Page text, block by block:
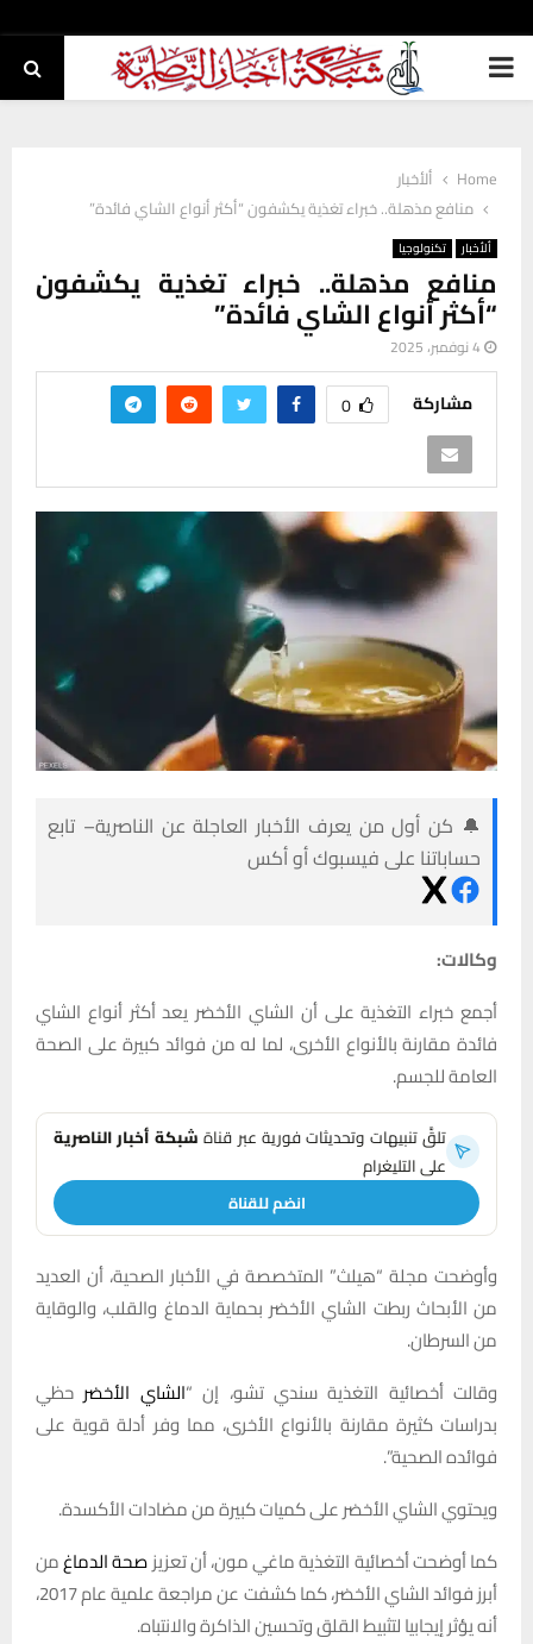
PRIMARY
Home
ألأخبار
منافع مذهلة.. خبراء تغذية يكشفون “أكثر أنواع الشاي فائدة”
ألأخبار تكنولوجيا
منافع مذهلة.. خبراء تغذية يكشفون
“أكثر أنواع الشاي فائدة”
4 نوفمبر، 2025
مشاركة 0
🔔 كن أول من يعرف الأخبار العاجلة عن الناصرية– تابع
حساباتنا على فيسبوك أو أكس
وكالات:
أجمع خبراء التغذية على أن الشاي الأخضر يعد أكثر أنواع الشاي
فائدة مقارنة بالأنواع الأخرى، لما له من فوائد كبيرة على الصحة
العامة للجسم.
تلقَّ تنبيهات وتحديثات فورية عبر قناةشبكة أخبار الناصرية
على التليغرام
انضم للقناة
وأوضحت مجلة “هيلث” المتخصصة في الأخبار الصحية، أن العديد
من الأبحاث ربطت الشاي الأخضر بحماية الدماغ والقلب، والوقاية
من السرطان.
وقالت أخصائية التغذية سندي تشو، إن “الشاي الأخضر حظي
بدراسات كثيرة مقارنة بالأنواع الأخرى، مما وفر أدلة قوية على
فوائده الصحية”.
ويحتوي الشاي الأخضر على كميات كبيرة من مضادات الأكسدة.
كما أوضحت أخصائية التغذية ماغي مون، أن تعزيزصحة الدماغمن
أبرز فوائد الشاي الأخضر، كما كشفت عن مراجعة علمية عام 2017،
أنه يؤثر إيجابيا لتثبيط القلق وتحسين الذاكرة والانتباه.